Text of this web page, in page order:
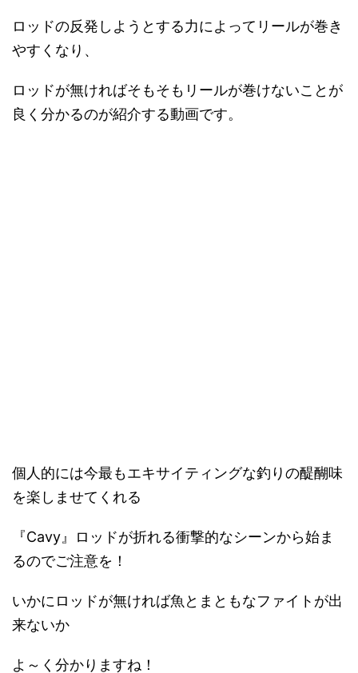
ロッドの反発しようとする力によってリールが巻き
やすくなり、
ロッドが無ければそもそもリールが巻けないことが
良く分かるのが紹介する動画です。
個人的には今最もエキサイティングな釣りの醍醐味
を楽しませてくれる
『Cavy』ロッドが折れる衝撃的なシーンから始ま
るのでご注意を！
いかにロッドが無ければ魚とまともなファイトが出
来ないか
よ～く分かりますね！